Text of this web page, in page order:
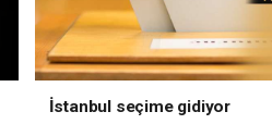
İstanbul seçime gidiyor